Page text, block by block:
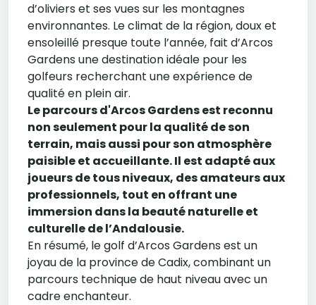
d’oliviers et ses vues sur les montagnes
environnantes. Le climat de la région, doux et
ensoleillé presque toute l’année, fait d’Arcos
Gardens une destination idéale pour les
golfeurs recherchant une expérience de
qualité en plein air.
Le parcours d'Arcos Gardens est reconnu
non seulement pour la qualité de son
terrain, mais aussi pour son atmosphère
paisible et accueillante. Il est adapté aux
joueurs de tous niveaux, des amateurs aux
professionnels, tout en offrant une
immersion dans la beauté naturelle et
culturelle de l’Andalousie.
En résumé, le golf d’Arcos Gardens est un
joyau de la province de Cadix, combinant un
parcours technique de haut niveau avec un
cadre enchanteur.